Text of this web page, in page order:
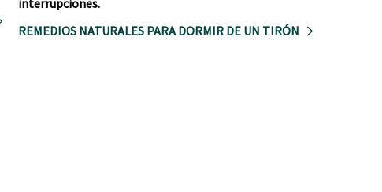
REMEDIOS NATURALES PARA DORMIR DE UN TIRÓN